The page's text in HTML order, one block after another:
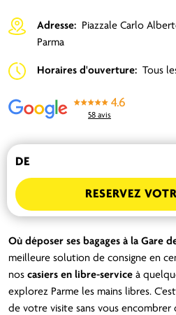
Adresse: Piazzale Carlo
Parma
Horaires d'ouverture: Tous
4.6
58 avis
DE
RESERVEZ
Où déposer ses bagages à la Gare
meilleure solution de consigne en
nos casiers en libre-service à
explorez Parme les mains libres.
de votre visite sans vous encombrer